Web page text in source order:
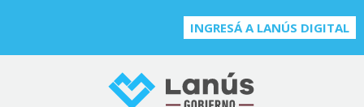
INGRESÁ A LANÚS DIGITAL